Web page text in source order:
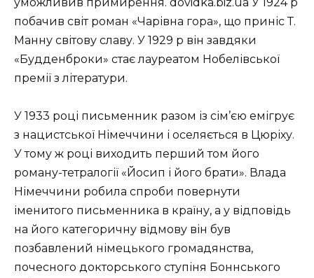
побачив світ роман «Чарівна гора», що приніс Т.
Манну світову славу. У 1929 р він завдяки
«Будденброки» стає лауреатом Нобелівської
премії з літератури.
У 1933 році письменник разом із сім’єю емігрує
з нацистської Німеччини і оселяється в Цюріху.
У тому ж році виходить перший том його
роману-тетралогії «Йосип і його брати». Влада
Німеччини робила спроби повернути
іменитого письменника в країну, а у відповідь
на його категоричну відмову він був
позбавлений німецького громадянства,
почесного докторського ступіня Боннського